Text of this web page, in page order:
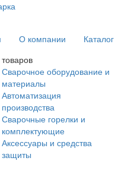
О компании Каталог
Сварочное оборудование и
материалы
Автоматизация
производства
Сварочные горелки и
комплектующие
Аксессуары и средства
защиты